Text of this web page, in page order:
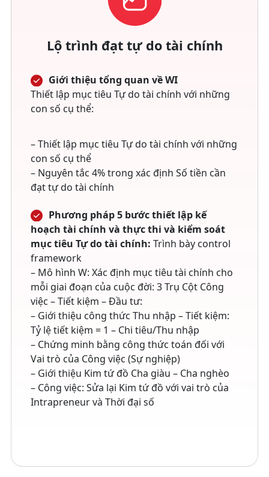
Lộ trình đạt tự do tài chính
Giới thiệu tổng quan về WI
Thiết lập mục tiêu Tự do tài chính với những
con số cụ thể:
– Thiết lập mục tiêu Tự do tài chính với những
con số cụ thể
– Nguyên tắc 4% trong xác định Số tiền cần
đạt tự do tài chính
Phương pháp 5 bước thiết lập kế
hoạch tài chính và thực thi và kiểm soát
mục tiêu Tự do tài chính: Trình bày control
framework
– Mô hình W: Xác định mục tiêu tài chính cho
mỗi giai đoạn của cuộc đời: 3 Trụ Cột Công
việc – Tiết kiệm – Đầu tư:
– Giới thiệu công thức Thu nhập – Tiết kiệm:
Tỷ lệ tiết kiệm = 1 – Chi tiêu/Thu nhập
– Chứng minh bằng công thức toán đối với
Vai trò của Công việc (Sự nghiệp)
– Giới thiệu Kim tứ đồ Cha giàu – Cha nghèo
– Công việc: Sửa lại Kim tứ đồ với vai trò của
Intrapreneur và Thời đại số